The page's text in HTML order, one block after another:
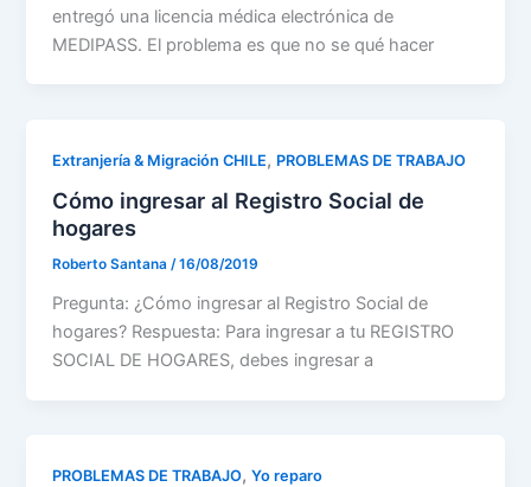
entregó una licencia médica electrónica de
MEDIPASS. El problema es que no se qué hacer
Extranjería & Migración CHILE, PROBLEMAS DE TRABAJO
Cómo ingresar al Registro Social de
hogares
Roberto Santana/16/08/2019
Pregunta: ¿Cómo ingresar al Registro Social de
hogares? Respuesta: Para ingresar a tu REGISTRO
SOCIAL DE HOGARES, debes ingresar a
PROBLEMAS DE TRABAJO,Yo reparo